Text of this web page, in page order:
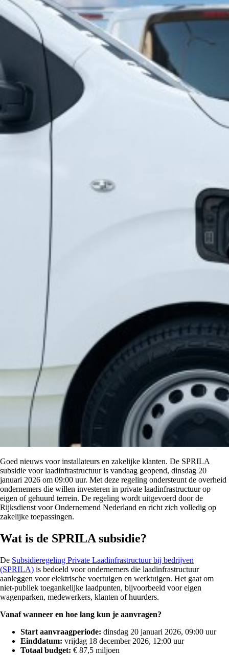
Goed nieuws voor installateurs en zakelijke klanten. De SPRILA
subsidie voor laadinfrastructuur is vandaag geopend, dinsdag 20
januari 2026 om 09:00 uur. Met deze regeling ondersteunt de overheid
ondernemers die willen investeren in private laadinfrastructuur op
eigen of gehuurd terrein. De regeling wordt uitgevoerd door de
Rijksdienst voor Ondernemend Nederland en richt zich volledig op
zakelijke toepassingen.
Wat is de SPRILA subsidie?
De Subsidieregeling Private Laadinfrastructuur bij bedrijven
(SPRILA) is bedoeld voor ondernemers die laadinfrastructuur
aanleggen voor elektrische voertuigen en werktuigen. Het gaat om
niet-publiek toegankelijke laadpunten, bijvoorbeeld voor eigen
wagenparken, medewerkers, klanten of huurders.
Vanaf wanneer en hoe lang kun je aanvragen?
Start aanvraagperiode: dinsdag 20 januari 2026, 09:00 uur
Einddatum: vrijdag 18 december 2026, 12:00 uur
Totaal budget: € 87,5 miljoen